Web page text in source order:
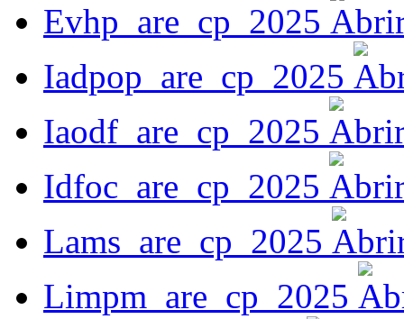
Evhp_are_cp_2025
Iadpop_are_cp_2025
Iaodf_are_cp_2025
Idfoc_are_cp_2025
Lams_are_cp_2025
Limpm_are_cp_2025